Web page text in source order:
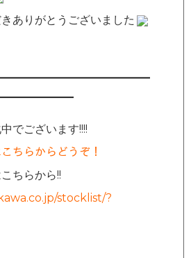
ありがとうございました
でございます!!!!
ちらからどうぞ！
ちらから!!
stocklist/?